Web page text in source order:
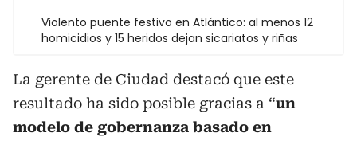
Violento puente festivo en Atlántico: al menos 12
homicidios y 15 heridos dejan sicariatos y riñas
La gerente de Ciudad destacó que este
resultado ha sido posible gracias a “un
modelo de gobernanza basado en